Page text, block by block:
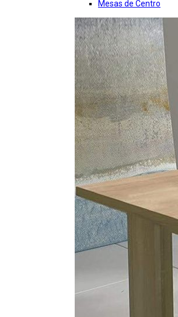
Mesas de Centro